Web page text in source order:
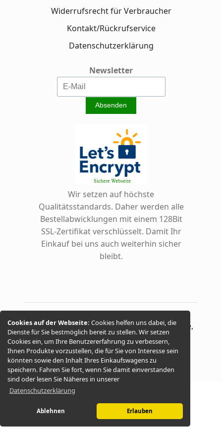
Cookies auf der Webseite:Cookies helfen uns dabei, die
Dienste für Sie bestmöglich bereit zu stellen. Wir setzen
Cookies ein, um Ihre Benutzererfahrung zu verbessern,
Ihnen Produkte vorzustellen, die für Sie von Interesse sein
könnten sowie den Inhalt Ihres Einkaufswagens zu
speichern. Fahren Sie fort, wenn Sie damit einverstanden
sind oder lesen Sie Näheres in unserer
Datenschutzerklärung
Ablehnen Erlauben
Widerrufsrecht für Verbraucher
Kontakt/Rückrufservice
Datenschutzerklärung
Newsletter
Wir setzen auf höchste
Qualitätsstandards. Daher werden alle
Bestellabwicklungen mit einem 128Bit
SSL-Zertifikat verschlüsselt. Damit Ihr
Einkauf bei uns auch weiterhin sicher
bleibt.
© 2026 -ungarische Spezialitäten, Gewürze,
Salami, Palinka, Weine